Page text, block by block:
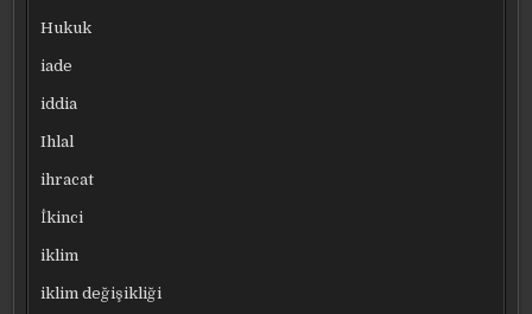
Hukuk
iade
iddia
Ihlal
ihracat
İkinci
iklim
iklim değişikliği